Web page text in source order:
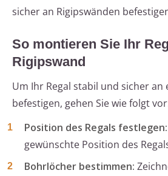
sicher an Rigipswänden
So montieren Sie Ihr
Rigipswand
Um Ihr Regal stabil und sicher an
befestigen, gehen Sie wie folgt
Position des Regals festlegen:
gewünschte Position des
Bohrlöcher bestimmen: